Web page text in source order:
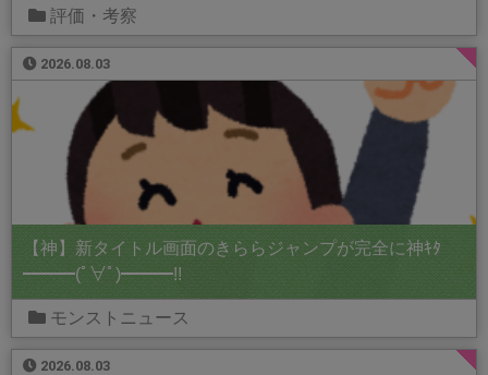
評価・考察
2026.08.03
【神】新タイトル画面のきららジャンプが完全に神ｷﾀ
━━━(ﾟ∀ﾟ)━━━!!
モンストニュース
2026.08.03